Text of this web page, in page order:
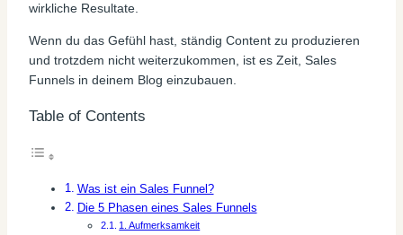
wirkliche Resultate.
Wenn du das Gefühl hast, ständig Content zu produzieren
und trotzdem nicht weiterzukommen, ist es Zeit, Sales
Funnels in deinem Blog einzubauen.
Table of Contents
Was ist ein Sales Funnel?
Die 5 Phasen eines Sales Funnels
1. Aufmerksamkeit